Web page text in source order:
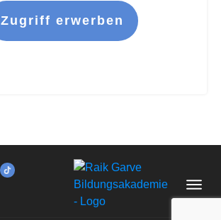
Zugriff erwerben